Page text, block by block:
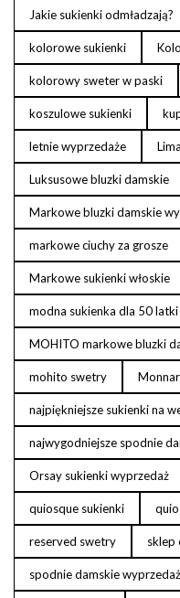
Jakie sukienki odmładzają?
kolorowe sukienki
kolorowy sweter w paski
koszulowe sukienki
letnie wyprzedaże
Luksusowe bluzki damskie
Markowe bluzki damskie
markowe ciuchy za grosze
Markowe sukienki włoskie
modna sukienka dla 50 latki
MOHITO markowe bluzki
mohito swetry
najpiękniejsze sukienki na
najwygodniejsze spodnie
Orsay sukienki wyprzedaż
quiosque sukienki
reserved swetry sklep
spodnie damskie